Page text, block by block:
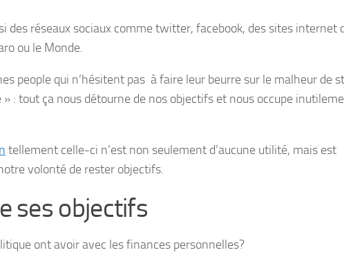
des réseaux sociaux comme twitter, facebook, des sites internet
ou le Monde.
people qui n’hésitent pas à faire leur beurre sur le malheur de
: tout ça nous détourne de nos objectifs et nous occupe
tellement celle-ci n’est non seulement d’aucune utilité, mais est
volonté de rester objectifs.
ses objectifs
ont avoir avec les finances personnelles?